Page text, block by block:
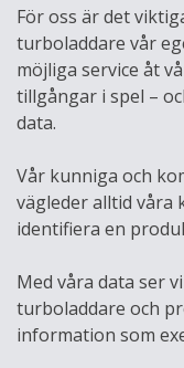
För oss är det
turboladdare vår
möjliga service åt
tillgångar i spel –
data.
Vår kunniga och
vägleder alltid våra
identifiera en
Med våra data ser
turboladdare och
information som